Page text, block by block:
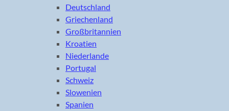
Deutschland
Griechenland
Großbritannien
Kroatien
Niederlande
Portugal
Schweiz
Slowenien
Spanien